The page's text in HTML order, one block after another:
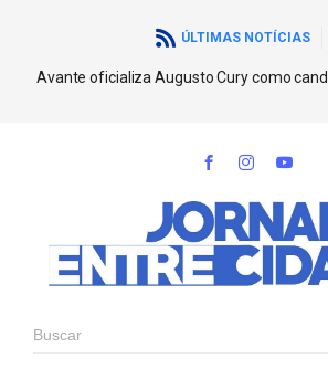
ÚLTIMAS NOTÍCIAS
Avante oficializa Augusto Cury como